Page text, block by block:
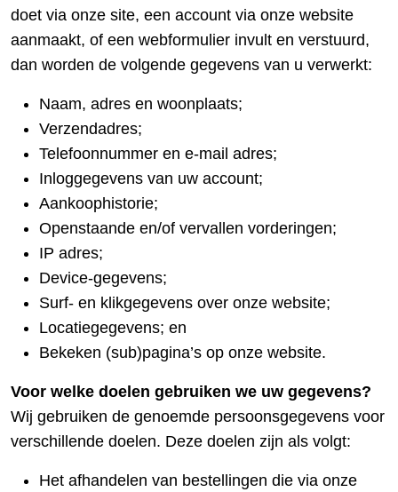
doet via onze site, een account via onze website
aanmaakt, of een webformulier invult en verstuurd,
dan worden de volgende gegevens van u verwerkt:
Naam, adres en woonplaats;
Verzendadres;
Telefoonnummer en e-mail adres;
Inloggegevens van uw account;
Aankoophistorie;
Openstaande en/of vervallen vorderingen;
IP adres;
Device-gegevens;
Surf- en klikgegevens over onze website;
Locatiegegevens; en
Bekeken (sub)pagina’s op onze website.
Voor welke doelen gebruiken we uw gegevens?
Wij gebruiken de genoemde persoonsgegevens voor
verschillende doelen. Deze doelen zijn als volgt:
Het afhandelen van bestellingen die via onze